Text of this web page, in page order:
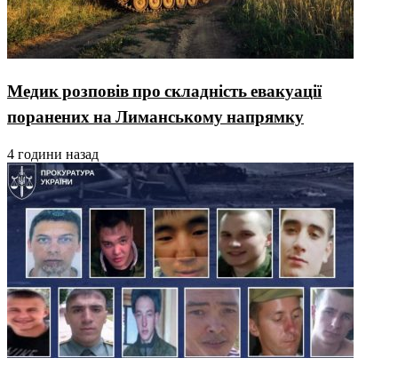
Медик розповів про складність евакуації
поранених на Лиманському напрямку
4 години назад